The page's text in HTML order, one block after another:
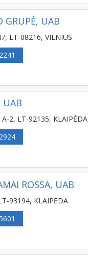
GRUPĖ, UAB
LT-08216, VILNIUS
UAB
2, LT-92135, KLAIPĖDA
ROSSA, UAB
93194, KLAIPĖDA